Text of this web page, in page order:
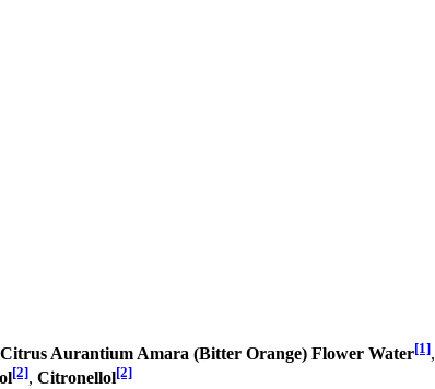
Citrus Aurantium Amara (Bitter Orange) Flower Water[1],
[2], Citronellol[2]